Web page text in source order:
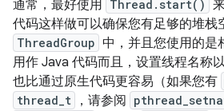
通常，最好使用 Thread.start()
代码这样做可以确保您有足够的堆栈
ThreadGroup 中，并且您使用的是
用作 Java 代码而且，设置线程名称
也比通过原生代码更容易（如果您有
thread_t ，请参阅